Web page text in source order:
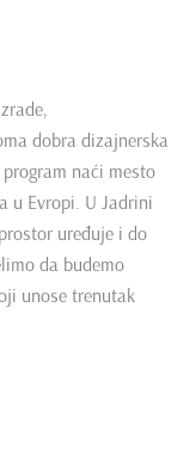
dobra dizajnerska
naći mesto
u Evropi. U Jadrini
uređuje i do
da budemo
unose trenutak